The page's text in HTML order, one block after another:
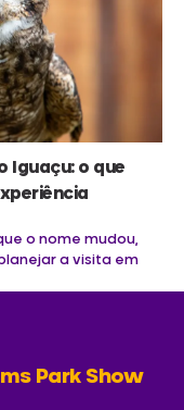
Iguaçu: o que
o nome mudou,
a visita em
Park Show